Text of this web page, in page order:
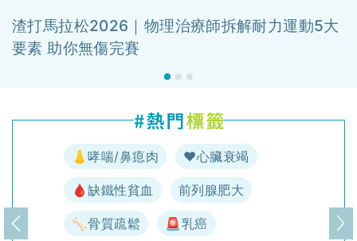
渣打馬拉松2026｜物理治療師拆解耐力運動5大
要素 助你無傷完賽
👃哮喘/鼻瘜肉 ♥️心臟衰竭
🩸缺鐵性貧血 前列腺肥大
🦴骨質疏鬆 🚨乳癌
上一頁 下